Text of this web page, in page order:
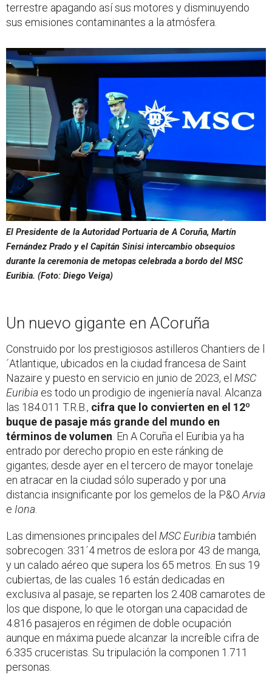
terrestre apagando así sus motores y disminuyendo
sus emisiones contaminantes a la atmósfera.
El Presidente de la Autoridad Portuaria de A Coruña, Martín
Fernández Prado y el Capitán Sinisi intercambio obsequios
durante la ceremonia de metopas celebrada a bordo del MSC
Euribia. (Foto: Diego Veiga)
Un nuevo gigante en ACoruña
Construido por los prestigiosos astilleros Chantiers de l
´Atlantique, ubicados en la ciudad francesa de Saint
Nazaire y puesto en servicio en junio de 2023, el MSC
Euribia es todo un prodigio de ingeniería naval. Alcanza
las 184.011 T.R.B., cifra que lo convierten en el 12º
buque de pasaje más grande del mundo en
términos de volumen . En A Coruña el Euribia ya ha
entrado por derecho propio en este ránking de
gigantes; desde ayer en el tercero de mayor tonelaje
en atracar en la ciudad sólo superado y por una
distancia insignificante por los gemelos de la P&O Arvia
e Iona
Las dimensiones principales del MSC Euribiatambién
sobrecogen: 331´4 metros de eslora por 43 de manga,
y un calado aéreo que supera los 65 metros. En sus 19
cubiertas, de las cuales 16 están dedicadas en
exclusiva al pasaje, se reparten los 2.408 camarotes de
los que dispone, lo que le otorgan una capacidad de
4.816 pasajeros en régimen de doble ocupación
aunque en máxima puede alcanzar la increíble cifra de
6.335 cruceristas. Su tripulación la componen 1.711
personas.